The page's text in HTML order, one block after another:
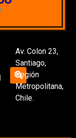
Av. Colon 23,
Santiago,
Región
Metropolitana,
Chile.